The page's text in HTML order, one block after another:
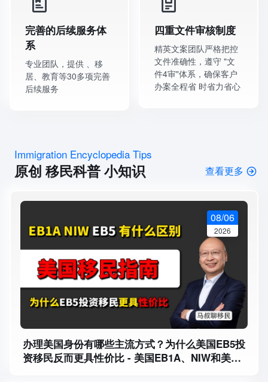
完善的后续服务体
系
专业团队，提供 、移
居、教育等30多项完善
后续服务
四重文件审核制度
精英文案团队严格把控
文件准确性，遵守 "文
件4审"体系，确保客户
办案全程省 时省力省心
Immigration Encyclopedia Tips
原创 移民科普 小知识 查看更多
办理美国身份有哪些主流方式？为什么美国EB5投
资移民反而更具性价比 - 美国EB1A、NIW和美国
08/06
2026